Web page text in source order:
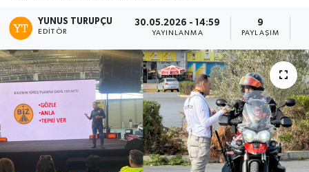
YUNUS TURUPÇU
EDITÖR
30.05.2026 - 14:59
YAYINLANMA
9
PAYLAŞIM